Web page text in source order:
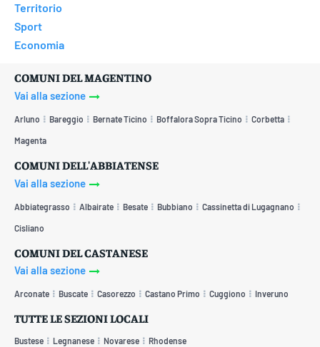
Territorio
Sport
Economia
COMUNI DEL MAGENTINO
Vai alla sezione
Arluno Bareggio Bernate Ticino Boffalora Sopra Ticino Corbetta
Magenta
COMUNI DELL'ABBIATENSE
Vai alla sezione
Abbiategrasso Albairate Besate Bubbiano Cassinetta di Lugagnano
Cisliano
COMUNI DEL CASTANESE
Vai alla sezione
Arconate Buscate Casorezzo Castano Primo Cuggiono Inveruno
TUTTE LE SEZIONI LOCALI
Bustese Legnanese Novarese Rhodense